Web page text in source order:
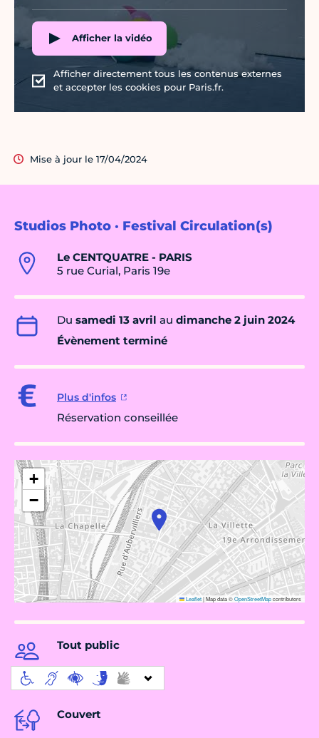
Studios Photo · Festival Circulation(s)
Le CENTQUATRE - PARIS
5 rue Curial, Paris 19e
Du samedi 13 avril au dimanche 2 juin 2024
Évènement terminé
Plus d'infos
Réservation conseillée
+
−
Leaflet|Map data ©OpenStreetMapcontributors
Tout public
Couvert
Afficher la vidéo
Afficher directement tous les contenus externes
et accepter les cookies pour Paris.fr.
Mise à jour le 17/04/2024